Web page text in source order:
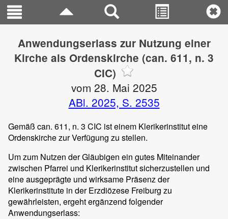
Anwendungserlass zur Nutzung einer
Kirche als Ordenskirche (can. 611, n. 3
CIC)
vom 28. Mai 2025
ABl. 2025, S. 2535
Gemäß can. 611, n. 3 CIC ist einem Klerikerinstitut eine
Ordenskirche zur Verfügung zu stellen.
Um zum Nutzen der Gläubigen ein gutes Miteinander
zwischen Pfarrei und Klerikerinstitut sicherzustellen und
eine ausgeprägte und wirksame Präsenz der
Klerikerinstitute in der Erzdiözese Freiburg zu
gewährleisten, ergeht ergänzend folgender
Anwendungserlass: